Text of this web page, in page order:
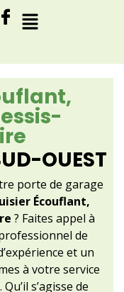
OUEST
porte de garage
Écouflant,
? Faites appel à
de
et un
à votre service
s’agisse de